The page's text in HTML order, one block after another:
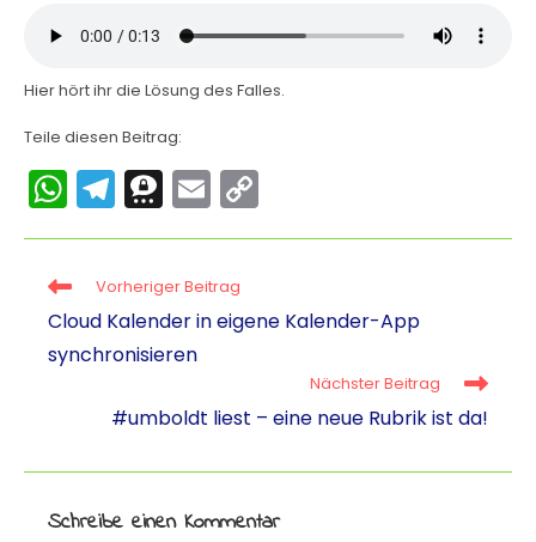
Hier hört ihr die Lösung des Falles.
Teile diesen Beitrag:
W
h
ts
A
T
el
gr
a
T
hr
e
m
E
m
l
o
y
Li
k
Vorheriger Beitrag
Cloud Kalender in eigene Kalender-App
synchronisieren
Nächster Beitrag
#umboldt liest – eine neue Rubrik ist da!
Schreibe einen Kommentar